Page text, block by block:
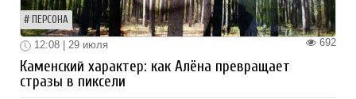
ПЕРСОНА
692
12:08 | 29 июля
Каменский характер: как Алёна превращает
стразы в пиксели